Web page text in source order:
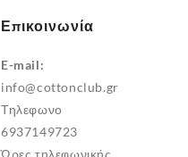
Επικοινωνία
E-mail:
info@cottonclub.gr
Τηλεφωνο
6937149723